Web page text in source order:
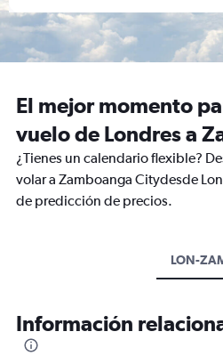
El mejor momento
vuelo de Londres a
¿Tienes un calendario flexible?
volar a Zamboanga Citydesde
de predicción de precios.
LON-
Información